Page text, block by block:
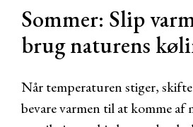
Sommer: Slip
brug naturens
Når temperaturen stiger,
bevare varmen til at komme af